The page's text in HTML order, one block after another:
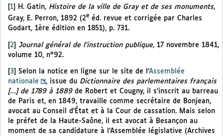
1 H. Gatin, Histoire de la ville de Gray et de ses monuments,
Gray, E. Perron, 1892 (2e éd. revue et corrigée par Charles
Godart, 1ère édition en 1851), p. 731.
[2] Journal général de l’instruction publique, 17 novembre 1841,
volume 10, n°92.
3 Selon la notice en ligne sur le site de l’Assemblée
nationale
, issue du Dictionnaire des parlementaires français
[…] de 1789 à 1889de Robert et Cougny, il s’inscrit au barreau
de Paris et, en 1849, travaille comme secrétaire de Bonjean,
avocat au Conseil d’État et à la Cour de cassation. Mais selon
le préfet de la Haute-Saône, il est avocat à Besançon au
moment de sa candidature à l’Assemblée législative (Archives